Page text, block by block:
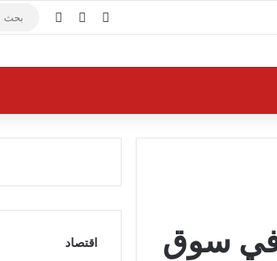
فيسبوك يوتيوب
في سوق
اقتصاد